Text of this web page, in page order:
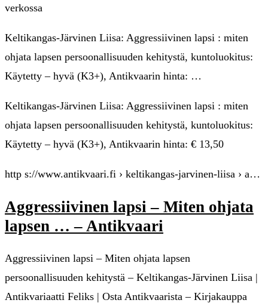
verkossa
Keltikangas-Järvinen Liisa: Aggressiivinen lapsi : miten
ohjata lapsen persoonallisuuden kehitystä, kuntoluokitus:
Käytetty – hyvä (K3+), Antikvaarin hinta: …
Keltikangas-Järvinen Liisa: Aggressiivinen lapsi : miten
ohjata lapsen persoonallisuuden kehitystä, kuntoluokitus:
Käytetty – hyvä (K3+), Antikvaarin hinta: € 13,50
http s://www.antikvaari.fi › keltikangas-jarvinen-liisa › a…
Aggressiivinen lapsi – Miten ohjata
lapsen … – Antikvaari
Aggressiivinen lapsi – Miten ohjata lapsen
persoonallisuuden kehitystä – Keltikangas-Järvinen Liisa |
Antikvariaatti Feliks | Osta Antikvaarista – Kirjakauppa